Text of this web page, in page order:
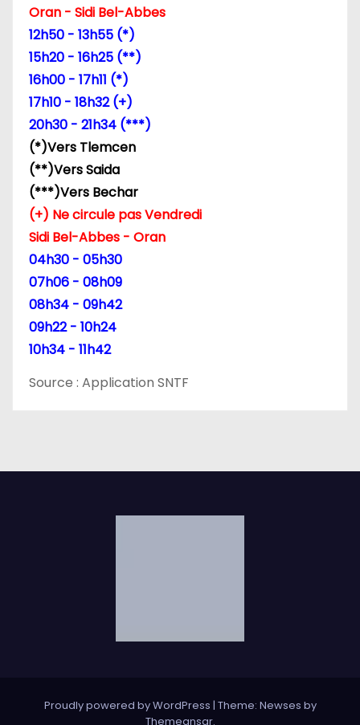
Oran - Sidi Bel-Abbes
12h50 - 13h55 (*)
15h20 - 16h25 (**)
16h00 - 17h11 (*)
17h10 - 18h32 (+)
20h30 - 21h34 (***)
(*)Vers Tlemcen
(**)Vers Saida
(***)Vers Bechar
(+) Ne circule pas Vendredi
Sidi Bel-Abbes - Oran
04h30 - 05h30
07h06 - 08h09
08h34 - 09h42
09h22 - 10h24
10h34 - 11h42
Source : Application SNTF
Proudly powered by WordPress | Theme: Newses by
Themeansar.